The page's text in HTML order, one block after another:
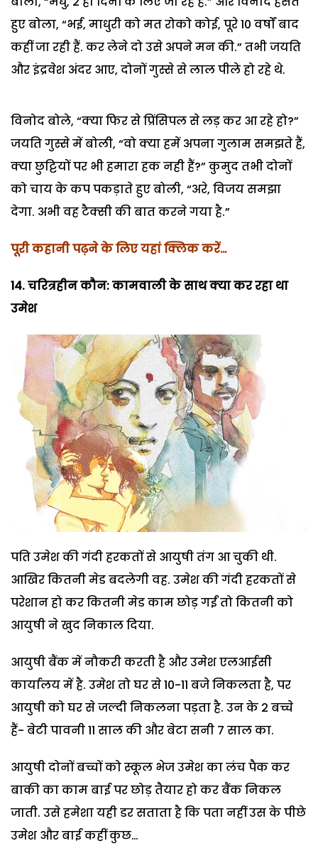
हुए बोला, “भई, माधुरी को मत रोको कोई, पूरे 10 वर्षों बाद
कहीं जा रही हैं. कर लेने दो उसे अपने मन की.” तभी जयति
और इंद्रवेश अंदर आए, दोनों गुस्से से लाल पीले हो रहे थे.
विनोद बोले, “क्या फिर से प्रिंसिपल से लड़ कर आ रहे हो?”
जयति गुस्से में बोली, “वो क्या हमें अपना गुलाम समझते हैं,
क्या छुट्टियों पर भी हमारा हक नही हैं?” कुमुद तभी दोनों
को चाय के कप पकड़ाते हुए बोली, “अरे, विजय समझा
देगा. अभी वह टैक्सी की बात करने गया है.”
पूरी कहानी पढ़ने के लिए यहां क्लिक करें…
14. चरित्रहीन कौन: कामवाली के साथ क्या कर रहा था
उमेश
पति उमेश की गंदी हरकतों से आयुषी तंग आ चुकी थी.
आखिर कितनी मेड बदलेगी वह. उमेश की गंदी हरकतों से
परेशान हो कर कितनी मेड काम छोड़ गईं तो कितनी को
आयुषी ने खुद निकाल दिया.
आयुषी बैंक में नौकरी करती है और उमेश एलआईसी
कार्यालय में है. उमेश तो घर से 10-11 बजे निकलता है, पर
आयुषी को घर से जल्दी निकलना पड़ता है. उन के 2 बच्चे
हैं- बेटी पावनी 11 साल की और बेटा सनी 7 साल का.
आयुषी दोनों बच्चों को स्कूल भेज उमेश का लंच पैक कर
बाकी का काम बाई पर छोड़ तैयार हो कर बैंक निकल
जाती. उसे हमेशा यही डर सताता है कि पता नहीं उस के पीछे
उमेश और बाई कहीं कुछ…